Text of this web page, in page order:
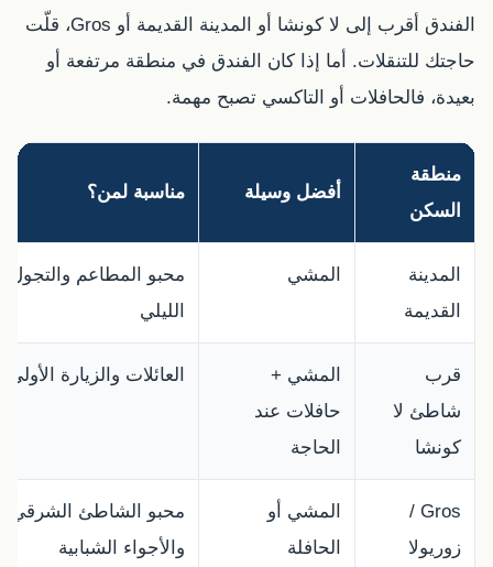
الفندق أقرب إلى لا كونشا أو المدينة القديمة أو Gros، قلّت
حاجتك للتنقلات. أما إذا كان الفندق في منطقة مرتفعة أو
بعيدة، فالحافلات أو التاكسي تصبح مهمة.
منطقة
السكن
أفضل وسيلة مناسبة لمن؟
المدينة
القديمة
المشي
محبو المطاعم والتجول
الليلي
قرب
شاطئ لا
كونشا
المشي +
حافلات عند
الحاجة
العائلات والزيارة الأولى
Gros /
زوريولا
المشي أو
الحافلة
محبو الشاطئ الشرقي
والأجواء الشبابية